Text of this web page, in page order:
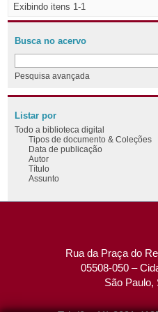
Exibindo itens 1-1
Busca no acervo
Pesquisa avançada
Listar por
Todo a biblioteca digital
Tipos de documento & Coleções
Data de publicação
Autor
Título
Assunto
Rua da Praça do
05508-050 –
São Paulo,